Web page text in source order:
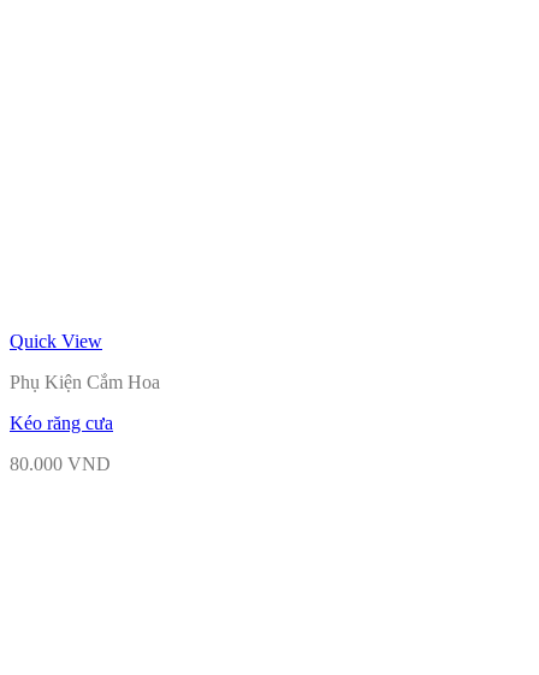
Quick View
Phụ Kiện Cắm Hoa
Kéo răng cưa
80.000 VND